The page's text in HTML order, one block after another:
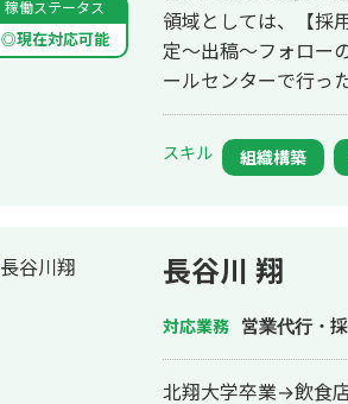
稼働ステータス
◎現在対応可能
領域としては、【採用・RPO】
定〜出稿〜フォロー
ールセンターで行ったりしております。
スキル 組織構築
長谷川 翔
対応業務 営業代行・
北翔大学卒業→飲食